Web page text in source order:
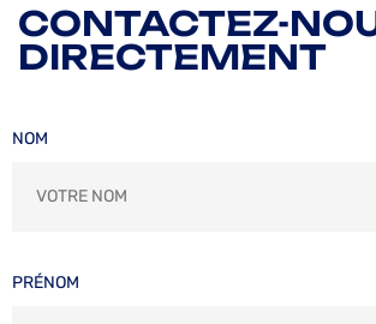
CONTACTEZ-
DIRECTEMENT
NOM
PRÉNOM